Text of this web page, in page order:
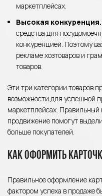
маркетплейсах.
Высокая конкуренция.
средства для
конкуренцией. Поэтому
рекламе хозтоваров и
товаров.
Эти три категории товаров
возможности для успешной
маркетплейсах. Правильный
продвижение помогут
больше покупателей.
Как оформить
Правильное оформление
фактором успеха в продаже